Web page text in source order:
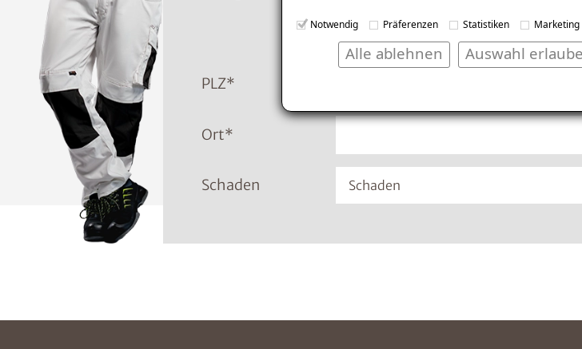
Notwendig Präferenzen Statistiken Marketing
Auswahl
Alle ablehnen
PLZ*
Ort*
Schaden